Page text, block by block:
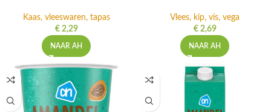
Kaas, vleeswaren, tapas
€2,29
NAAR AH
Vlees, kip, vis, vega
€2,69
NAAR AH